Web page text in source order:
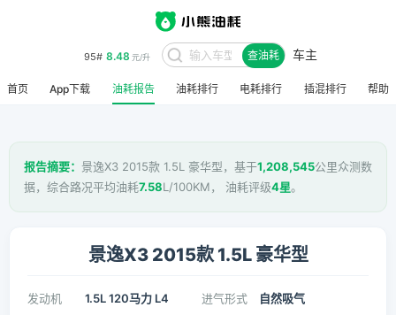
95# 8.48 元/升 查油耗 车主
首页 App下载 油耗报告 油耗排行 电耗排行 插混排行 帮助
报告摘要： 景逸X3 2015款 1.5L 豪华型，基于1,208,545公里众测数
据，综合路况平均油耗7.58L/100KM， 油耗评级4星。
景逸X3 2015款 1.5L 豪华型
发动机 1.5L 120马力 L4 进气形式
自然吸气